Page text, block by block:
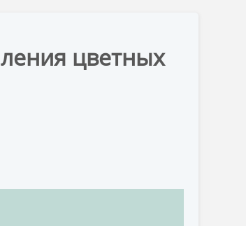
цветных